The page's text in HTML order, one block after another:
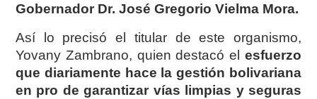
Gobernador Dr. José Gregorio Vielma Mora.
Así lo precisó el titular de este organismo,
Yovany Zambrano, quien destacó el esfuerzo
que diariamente hace la gestión bolivariana
en pro de garantizar vías limpias y seguras